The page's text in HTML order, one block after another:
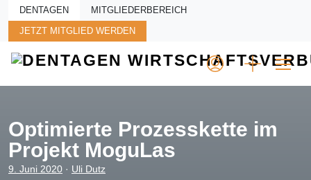
Skip to main content
DENTAGEN MITGLIEDERBEREICH
JETZT MITGLIED WERDEN
Optimierte Prozesskette im
Projekt MoguLas
9. Juni 2020 · Uli Dutz